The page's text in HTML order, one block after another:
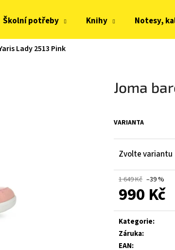
Školní potřeby Knihy Notesy,
Lady 2513 Pink
Joma
VARIANTA
Zvolte variantu
1 649 Kč –39 %
990 Kč
Měrná
cena:
Kategorie:
Záruka:
EAN:
Co potřebujete najít?
HLEDAT
HORIZON JUNIOR BAREFOOT 2604
BLUE